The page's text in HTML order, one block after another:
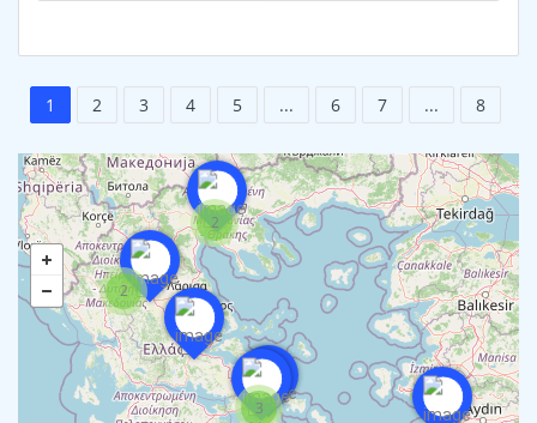
1 2 3 4 5 ... 6 7 ... 8
3
2
2